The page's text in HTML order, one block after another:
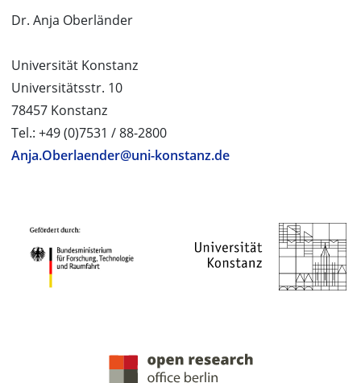
Dr. Anja Oberländer
Universität Konstanz
Universitätsstr. 10
78457 Konstanz
Tel.: +49 (0)7531 / 88-2800
Anja.Oberlaender@uni-konstanz.de